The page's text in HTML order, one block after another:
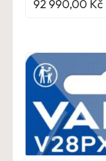
92 990,00 Kč